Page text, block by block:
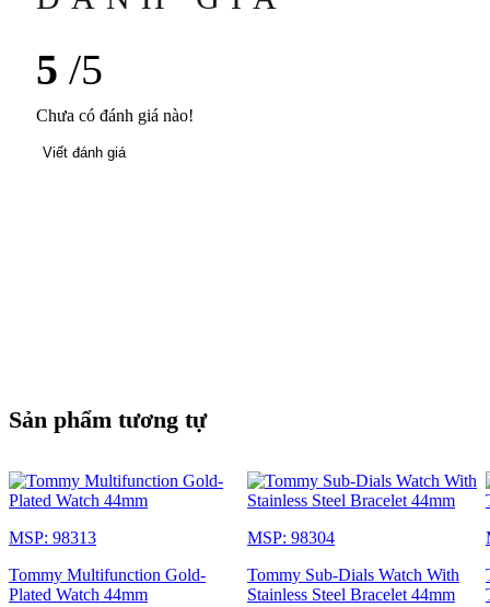
5 /5
Chưa có đánh giá nào!
Viết đánh giá
Sản phẩm tương tự
MSP: 98313
Tommy Multifunction Gold-
Plated Watch 44mm
MSP: 98304
Tommy Sub-Dials Watch With
Stainless Steel Bracelet 44mm